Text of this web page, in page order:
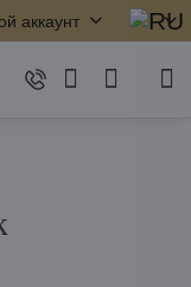
аккаунт